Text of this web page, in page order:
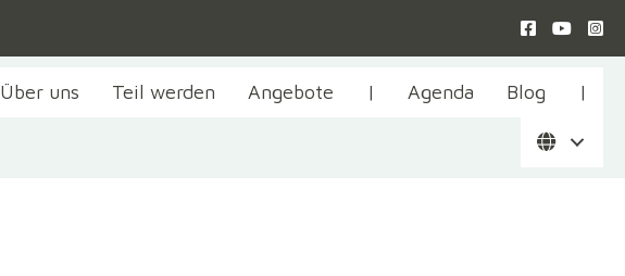
Über uns Teil werden Angebote | Agenda Blog |